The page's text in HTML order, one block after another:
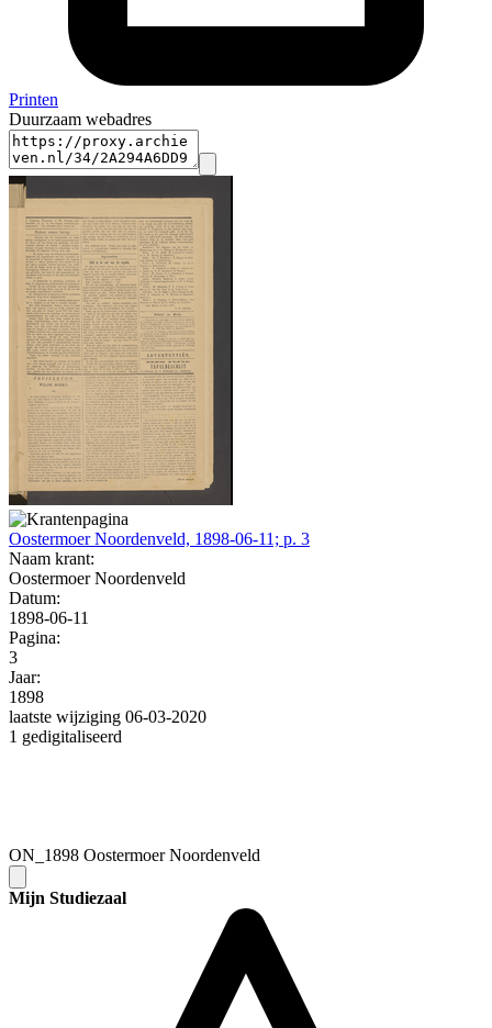
Printen
Duurzaam webadres
Oostermoer Noordenveld, 1898-06-11; p. 3
Naam krant:
Oostermoer Noordenveld
Datum:
1898-06-11
Pagina:
3
Jaar:
1898
laatste wijziging 06-03-2020
1 gedigitaliseerd
ON_1898 Oostermoer Noordenveld
Mijn Studiezaal